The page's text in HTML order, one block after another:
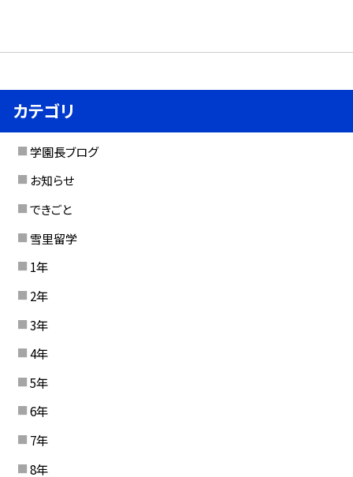
カテゴリ
学園長ブログ
お知らせ
できごと
雪里留学
1年
2年
3年
4年
5年
6年
7年
8年